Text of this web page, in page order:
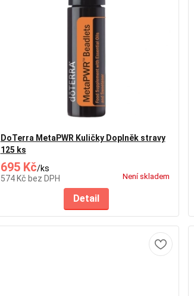
DoTerra MetaPWR Kuličky Doplněk stravy
125 ks
695 Kč/ks
574 Kč bez DPH Není skladem
Detail